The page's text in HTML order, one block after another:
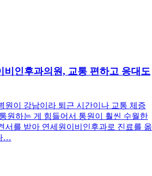
비인후과의원, 교통 편하고 응대도
원이 강남이라 퇴근 시간이나 교통 체증
원하는 게 힘들어서 통원이 훨씬 수월한
서를 받아 연세원이비인후과로 진료를 옮
…